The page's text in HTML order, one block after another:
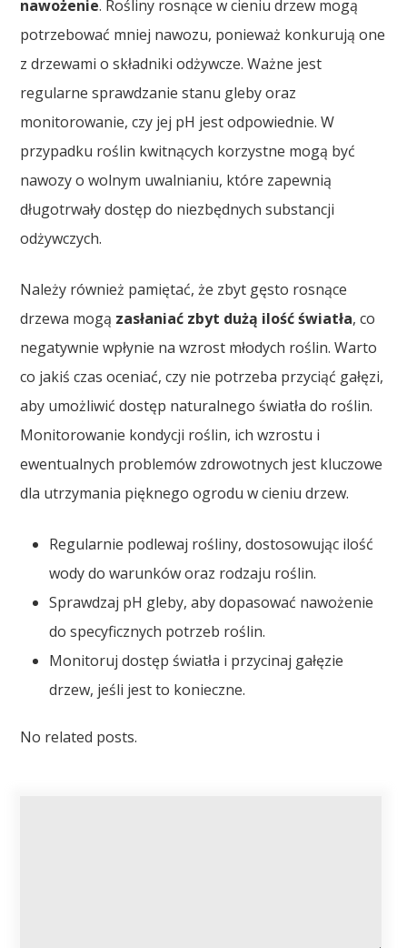
nawożenie. Rośliny rosnące w cieniu drzew mogą
potrzebować mniej nawozu, ponieważ konkurują one
z drzewami o składniki odżywcze. Ważne jest
regularne sprawdzanie stanu gleby oraz
monitorowanie, czy jej pH jest odpowiednie. W
przypadku roślin kwitnących korzystne mogą być
nawozy o wolnym uwalnianiu, które zapewnią
długotrwały dostęp do niezbędnych substancji
odżywczych.
Należy również pamiętać, że zbyt gęsto rosnące
drzewa mogą zasłaniać zbyt dużą ilość światła, co
negatywnie wpłynie na wzrost młodych roślin. Warto
co jakiś czas oceniać, czy nie potrzeba przyciąć gałęzi,
aby umożliwić dostęp naturalnego światła do roślin.
Monitorowanie kondycji roślin, ich wzrostu i
ewentualnych problemów zdrowotnych jest kluczowe
dla utrzymania pięknego ogrodu w cieniu drzew.
Regularnie podlewaj rośliny, dostosowując ilość
wody do warunków oraz rodzaju roślin.
Sprawdzaj pH gleby, aby dopasować nawożenie
do specyficznych potrzeb roślin.
Monitoruj dostęp światła i przycinaj gałęzie
drzew, jeśli jest to konieczne.
No related posts.